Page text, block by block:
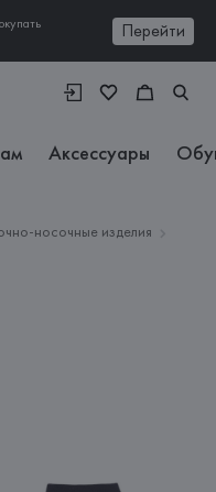
Перейти
Аксессуары
носочные изделия